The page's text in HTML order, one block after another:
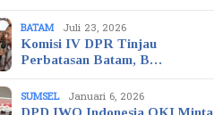
BATAM Juli 23, 2026
Komisi IV DPR Tinjau
Perbatasan Batam, B…
SUMSEL Januari 6, 2026
DPD IWO Indonesia OKI Minta